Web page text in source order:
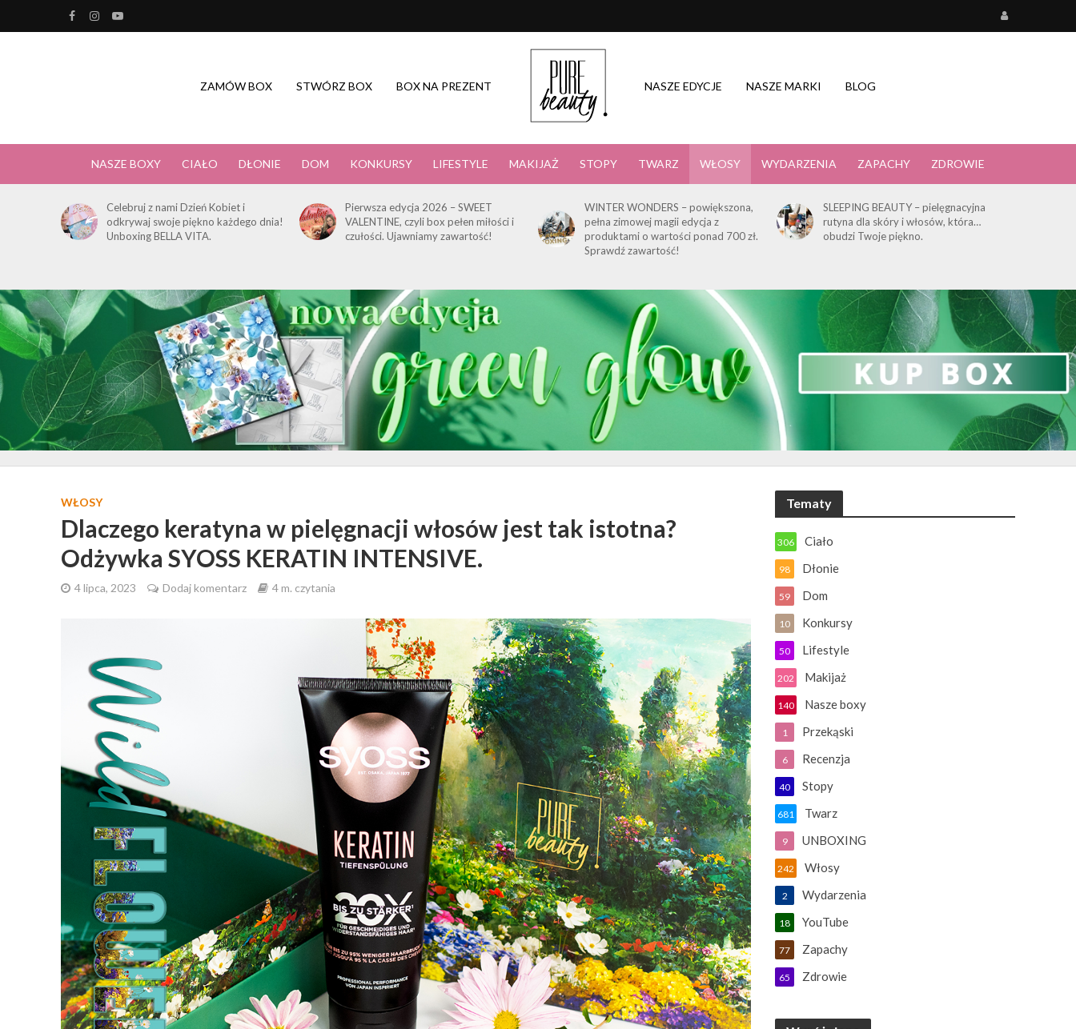
ZAMÓW BOX STWÓRZ BOX BOX NA PREZENT NASZE EDYCJE NASZE MARKI BLOG
NASZE BOXY CIAŁO DŁONIE DOM KONKURSY LIFESTYLE MAKIJAŻ STOPY TWARZ WŁOSY WYDARZENIA ZAPACHY ZDROWIE
Celebruj z nami Dzień Kobiet i
odkrywaj swoje piękno każdego dnia!
Unboxing BELLA VITA.
Pierwsza edycja 2026 – SWEET
VALENTINE, czyli box pełen miłości i
czułości. Ujawniamy zawartość!
WINTER WONDERS – powiększona,
pełna zimowej magii edycja z
produktami o wartości ponad 700 zł.
Sprawdź zawartość!
SLEEPING BEAUTY – pielęgnacyjna
rutyna dla skóry i włosów, która…
obudzi Twoje piękno.
WŁOSY
Dlaczego keratyna w pielęgnacji włosów jest tak istotna?
Odżywka SYOSS KERATIN INTENSIVE.
4 lipca, 2023 Dodaj komentarz 4 m. czytania
Tematy
Ciało
306
Dłonie
98
Dom
59
Konkursy
10
Lifestyle
50
Makijaż
202
Nasze boxy
140
Przekąski
1
Recenzja
6
Stopy
40
Twarz
681
UNBOXING
9
Włosy
242
Wydarzenia
2
YouTube
18
Zapachy
77
Zdrowie
65